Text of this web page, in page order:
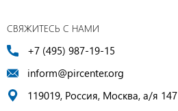
СВЯЖИТЕСЬ С НАМИ
+7 (495) 987-19-15
inform@pircenter.org
119019, Россия, Москва, а/я 147